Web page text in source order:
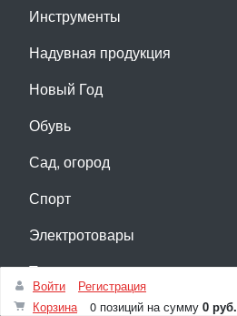
Инструменты
Надувная продукция
Новый Год
Обувь
Сад, огород
Спорт
Электротовары
Текстиль
Войти
Регистрация
Корзина
0 позиций на сумму 0 руб.